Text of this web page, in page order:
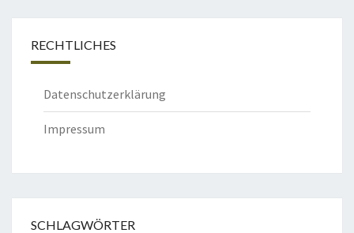
RECHTLICHES
Datenschutzerklärung
Impressum
SCHLAGWÖRTER